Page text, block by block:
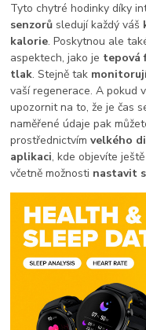
Tyto chytré hodinky díky
senzorů sledují každý váš
kalorie. Poskytnou ale
aspektech, jako je tepová
tlak. Stejně tak
vaší regenerace. A pokud
upozornit na to, že je čas
naměřené údaje pak
prostřednictvímvelkého
aplikaci, kde objevíte ještě
včetně možnosti nastavit